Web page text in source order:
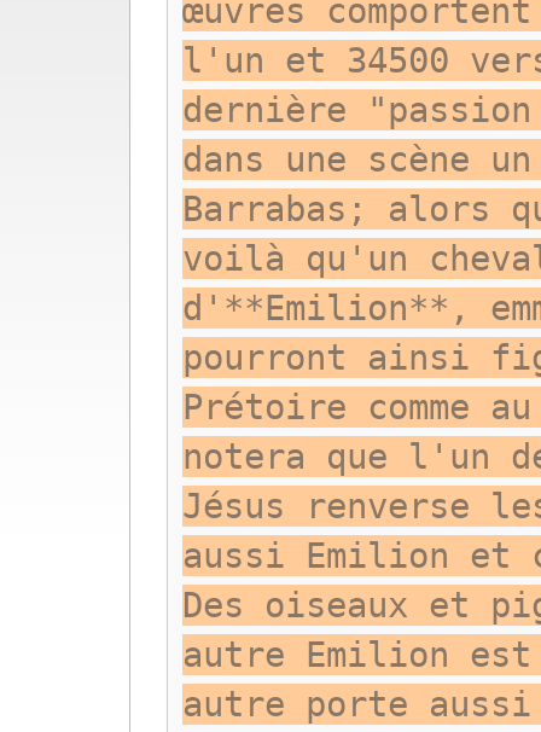
œuvres
l'un et 34500
dernière
dans une scène
Barrabas; alors
voilà qu'un
d'**Emilion**,
pourront ainsi
Prétoire comme
notera que l'un
Jésus renverse
aussi Emilion et
Des oiseaux et
autre Emilion
autre porte aussi